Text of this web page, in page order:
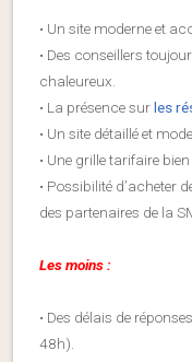
• Un site moderne et
• Des conseillers
chaleureux.
• La présence surles
• Un site détaillé et
• Une grille tarifaire bien
• Possibilité d’acheter
des partenaires de la
Les moins :
• Des délais de
48h).